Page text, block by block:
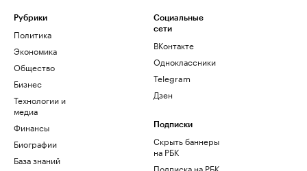
Рубрики
Политика
Экономика
Общество
Бизнес
Технологии и
медиа
Финансы
Биографии
База знаний
Социальные
сети
ВКонтакте
Одноклассники
Telegram
Дзен
Подписки
Скрыть баннеры
на РБК
Подписка на РБК